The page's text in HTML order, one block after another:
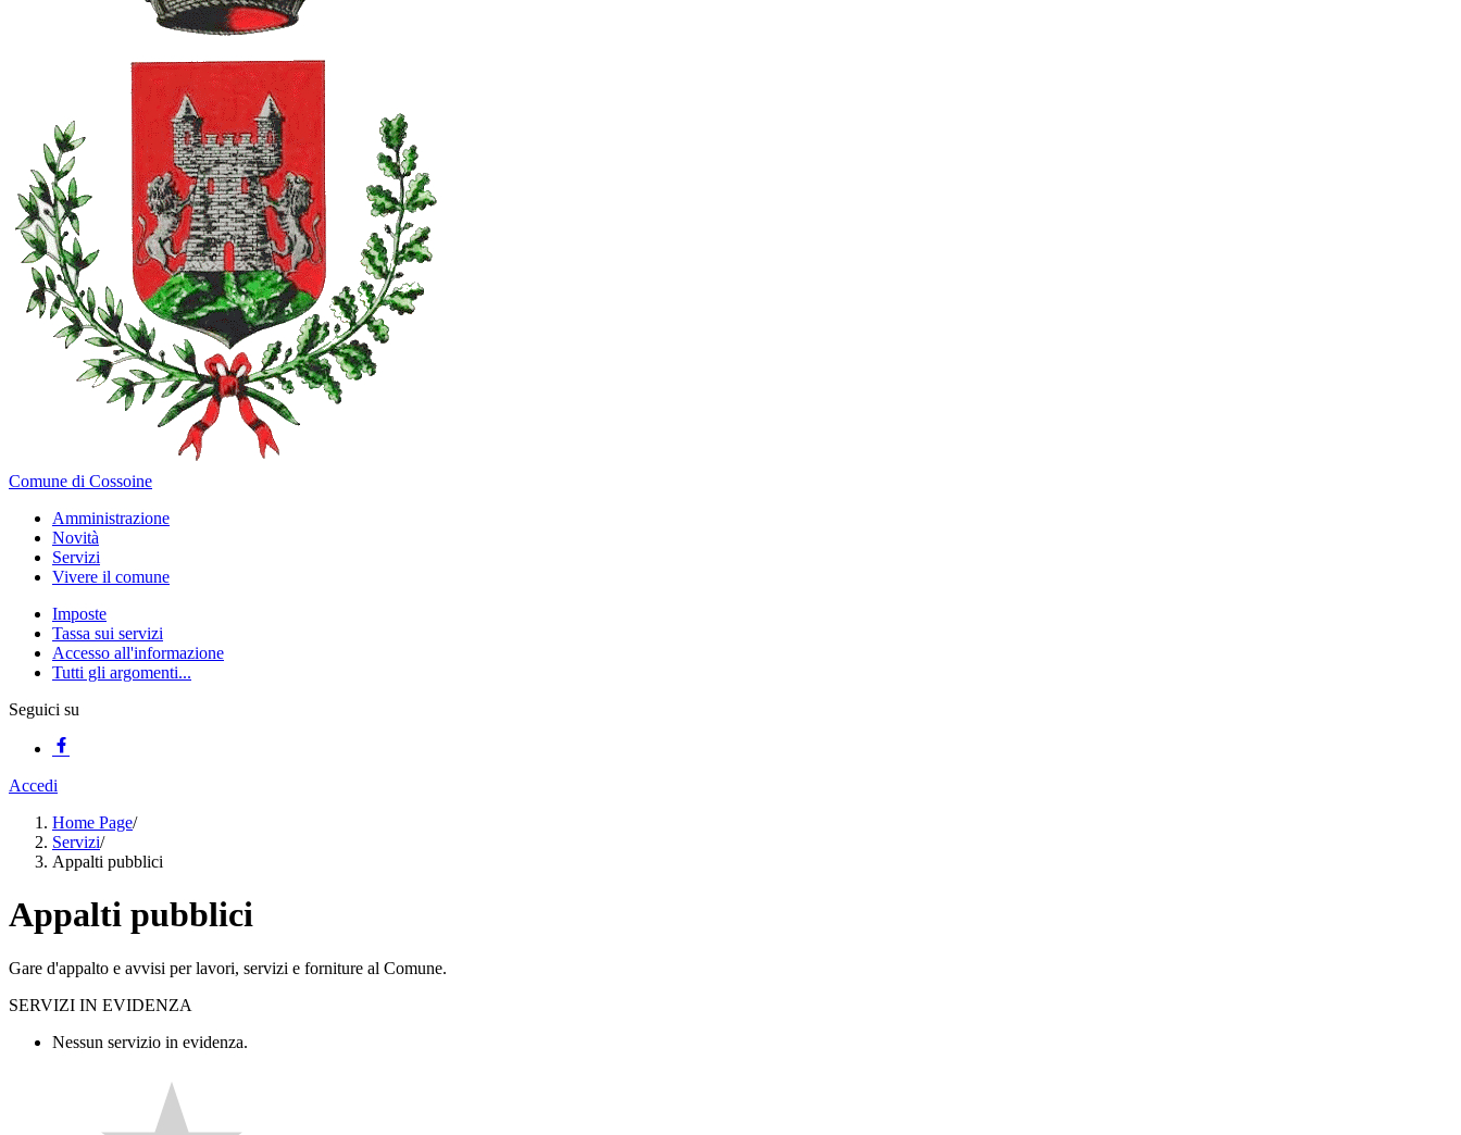
Comune di Cossoine
Amministrazione
Novità
Servizi
Vivere il comune
Imposte
Tassa sui servizi
Accesso all'informazione
Tutti gli argomenti...
Seguici su
Accedi
Home Page/
Servizi/
Appalti pubblici
Appalti pubblici
Gare d'appalto e avvisi per lavori, servizi e forniture al Comune.
SERVIZI IN EVIDENZA
Nessun servizio in evidenza.